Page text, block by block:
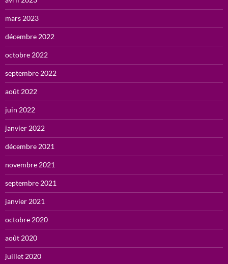
mars 2023
décembre 2022
octobre 2022
septembre 2022
août 2022
juin 2022
janvier 2022
décembre 2021
novembre 2021
septembre 2021
janvier 2021
octobre 2020
août 2020
juillet 2020